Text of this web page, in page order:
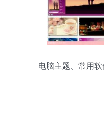
电脑主题、常用